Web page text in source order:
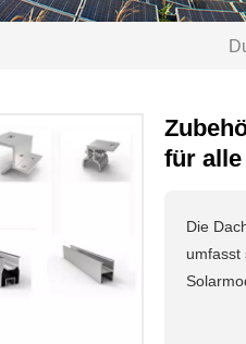
für alle
Die
umfasst